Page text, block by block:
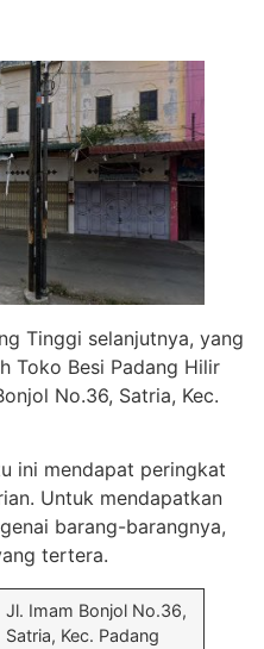
Tinggi selanjutnya, yang
Toko Besi Padang Hilir
No.36, Satria, Kec.
ini mendapat peringkat
Untuk mendapatkan
barang-barangnya,
tertera.
Jl. Imam Bonjol No.36,
Satria, Kec. Padang